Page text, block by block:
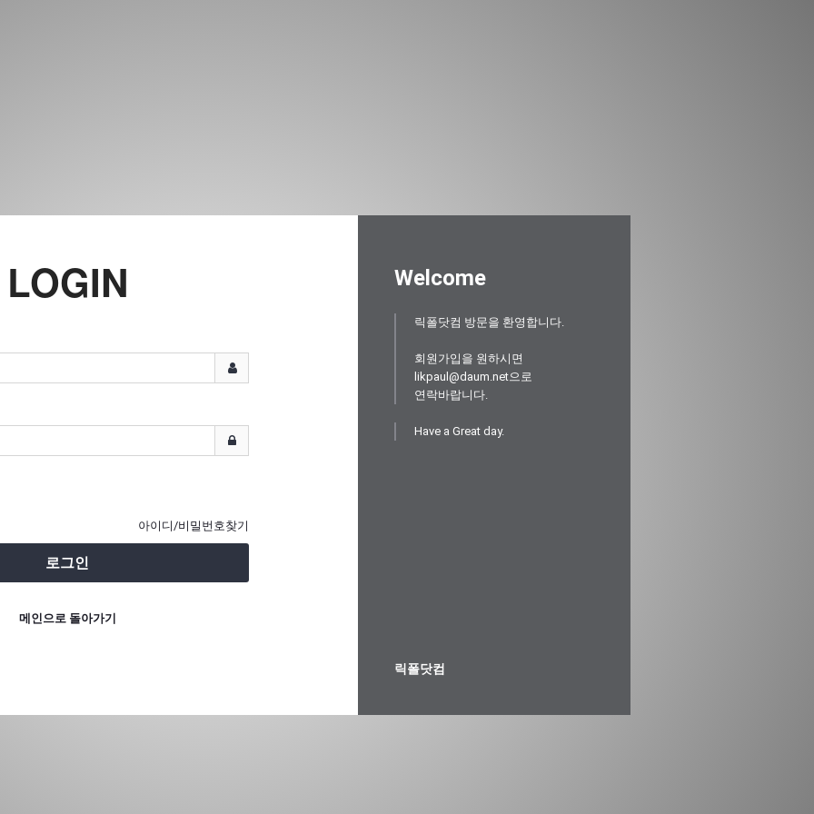
LOGIN
아이디/비밀번호찾기
로그인
메인으로 돌아가기
Welcome
릭폴닷컴 방문을 환영합니다.
회원가입을 원하시면
likpaul@daum.net으로
연락바랍니다.
Have a Great day.
릭폴닷컴